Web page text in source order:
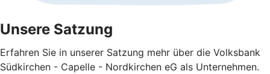
Unsere Satzung
Erfahren Sie in unserer Satzung mehr über die Volksbank
Südkirchen - Capelle - Nordkirchen eG als Unternehmen.